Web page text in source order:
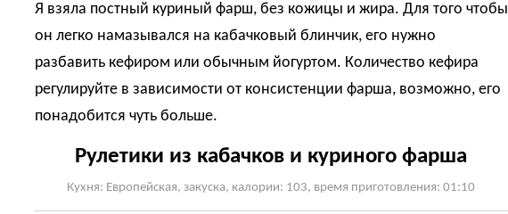
Я взяла постный куриный фарш, без кожицы и жира. Для того чтобы
он легко намазывался на кабачковый блинчик, его нужно
разбавить кефиром или обычным йогуртом. Количество кефира
регулируйте в зависимости от консистенции фарша, возможно, его
понадобится чуть больше.
Рулетики из кабачков и куриного фарша
Кухня: Европейская, закуска, калории: 103, время приготовления: 01:10